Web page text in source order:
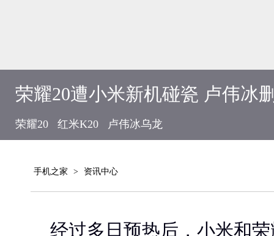
荣耀20遭小米新机碰瓷 卢伟冰
荣耀20 红米K20 卢伟冰乌龙
手机之家 > 资讯中心
经过多日预热后，小米和